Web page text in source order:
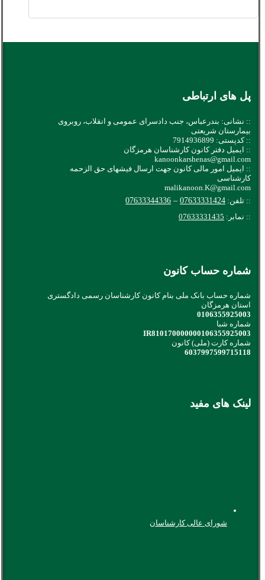
پل های ارتباطی
:: نشانی: بندرعباس، جنب دادسرای عمومی و انقلاب، روبروی
بیمارستان شریعتی
:: کدپستی: 7914936899
:: ایمیل دفتر کانون کارشناسان هرمزگان
kanoonkarshenas@gmail.com
:: ایمیل امور مالی کانون جهت ارسال فیشهای حق الزحمه
کارشناسی
malikanoon.K@gmail.com
:: تلفن: 07633331424
–
07633344336
:: نمابر: 07633331435
شماره حساب کانون
شماره حساب بانک ملی بنام کانون کارشناسان رسمی دادگستری
استان هرمزگان
0106355925003
شماره شبا
IR810170000000106355925003
شماره کارت (ملی) کانون
6037997599715118
لینک های مفید
شورای عالی کارشناسان